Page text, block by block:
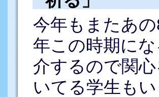
今年もまたあ
年この時期に
介するので関
いてる学生も